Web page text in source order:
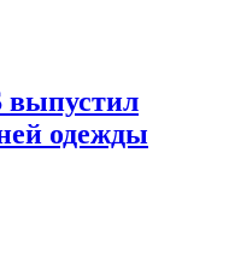
выпустил
одежды